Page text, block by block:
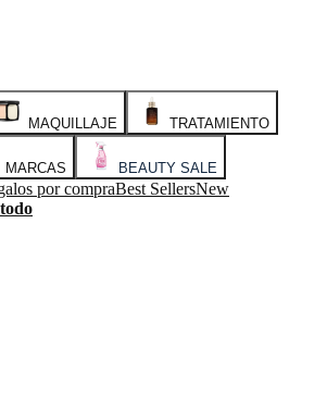
MAQUILLAJE TRATAMIENTO
MARCAS BEAUTY SALE
por compraBest SellersNew